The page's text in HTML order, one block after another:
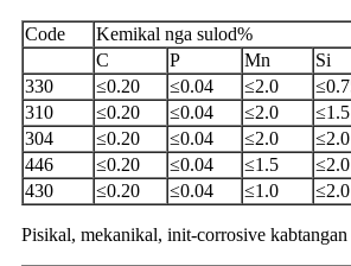
Code
Kemikal nga sulod%
C
P Mn Si
330
≤0.20 ≤0.04 ≤2.0
310
≤0.20 ≤0.04 ≤2.0 ≤1.5
304
≤0.20 ≤0.04 ≤2.0 ≤2.0
446
≤0.20 ≤0.04 ≤1.5 ≤2.0
430
≤0.20 ≤0.04 ≤1.0 ≤2.0
Pisikal, mekanikal, init-corrosive kabtangan